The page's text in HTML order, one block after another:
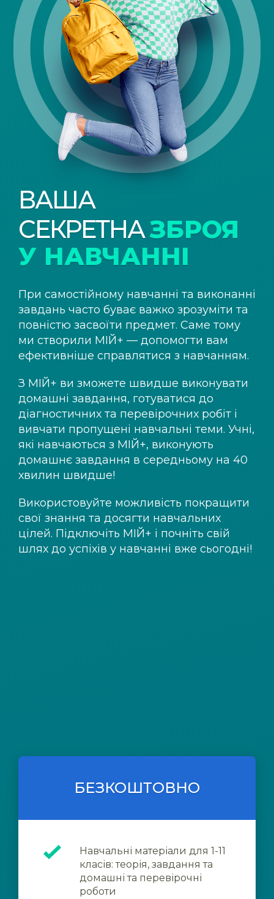
ВАША
СЕКРЕТНАЗБРОЯ
У НАВЧАННІ
При самостійному навчанні та виконанні
завдань часто буває важко зрозуміти та
повністю засвоїти предмет. Саме тому
ми створили МІЙ+ — допомогти вам
ефективніше справлятися з навчанням.
З МІЙ+ ви зможете швидше виконувати
домашні завдання, готуватися до
діагностичних та перевірочних робіт і
вивчати пропущені навчальні теми. Учні,
які навчаються з МІЙ+, виконують
домашнє завдання в середньому на 40
хвилин швидше!
Використовуйте можливість покращити
свої знання та досягти навчальних
цілей. Підключіть МІЙ+ і почніть свій
шлях до успіхів у навчанні вже сьогодні!
БЕЗКОШТОВНО
Навчальні матеріали для 1-11
класів: теорія, завдання та
домашні та перевірочні
роботи